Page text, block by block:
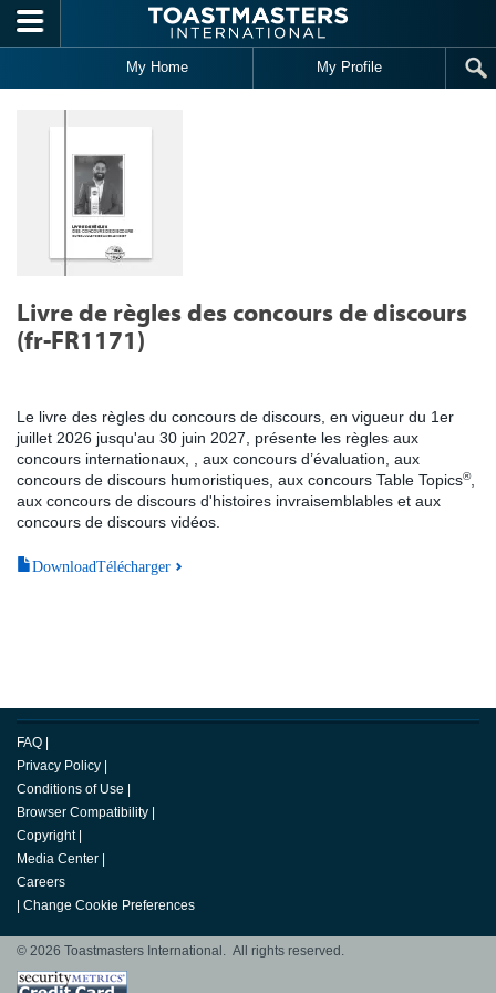
Skip to main content
My Home My Profile
Livre de règles des concours de discours
(fr-FR1171)
Le livre des règles du concours de discours, en vigueur du 1er
juillet 2026 jusqu'au 30 juin 2027, présente les règles aux
concours internationaux, , aux concours d’évaluation, aux
concours de discours humoristiques, aux concours Table Topics®,
aux concours de discours d'histoires invraisemblables et aux
concours de discours vidéos.
DownloadTélécharger
FAQ
Privacy Policy
Conditions of Use
Browser Compatibility
Copyright
Media Center
Careers
Change Cookie Preferences
© 2026 Toastmasters International. All rights reserved.